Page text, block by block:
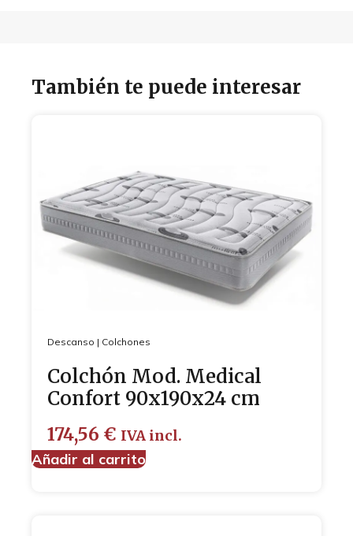
También te puede interesar
Descanso | Colchones
Colchón Mod. Medical
Confort 90x190x24 cm
174,56 € IVA incl.
Añadir al carrito